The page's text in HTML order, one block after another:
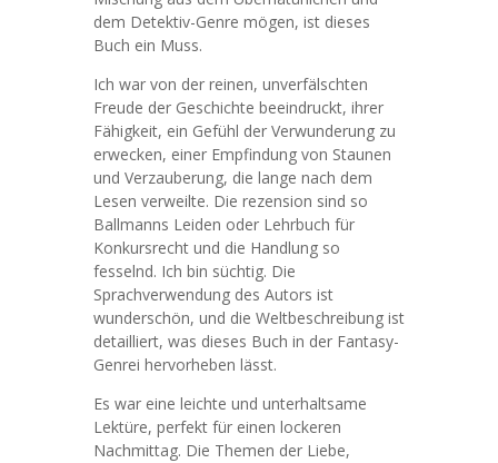
dem Detektiv-Genre mögen, ist dieses
Buch ein Muss.
Ich war von der reinen, unverfälschten
Freude der Geschichte beeindruckt, ihrer
Fähigkeit, ein Gefühl der Verwunderung zu
erwecken, einer Empfindung von Staunen
und Verzauberung, die lange nach dem
Lesen verweilte. Die rezension sind so
Ballmanns Leiden oder Lehrbuch für
Konkursrecht und die Handlung so
fesselnd. Ich bin süchtig. Die
Sprachverwendung des Autors ist
wunderschön, und die Weltbeschreibung ist
detailliert, was dieses Buch in der Fantasy-
Genrei hervorheben lässt.
Es war eine leichte und unterhaltsame
Lektüre, perfekt für einen lockeren
Nachmittag. Die Themen der Liebe,